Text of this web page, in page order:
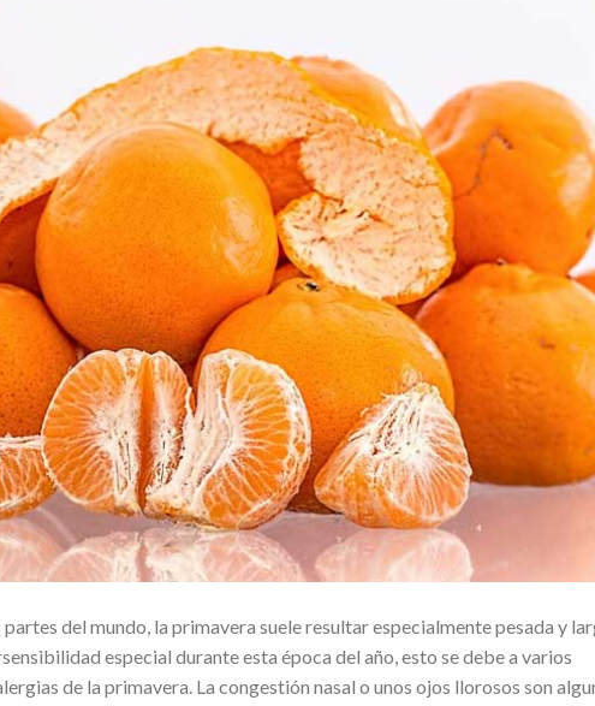
del mundo, la primavera suele resultar especialmente pesada y
especial durante esta época del año, esto se debe a varios
de la primavera. La congestión nasal o unos ojos llorosos son